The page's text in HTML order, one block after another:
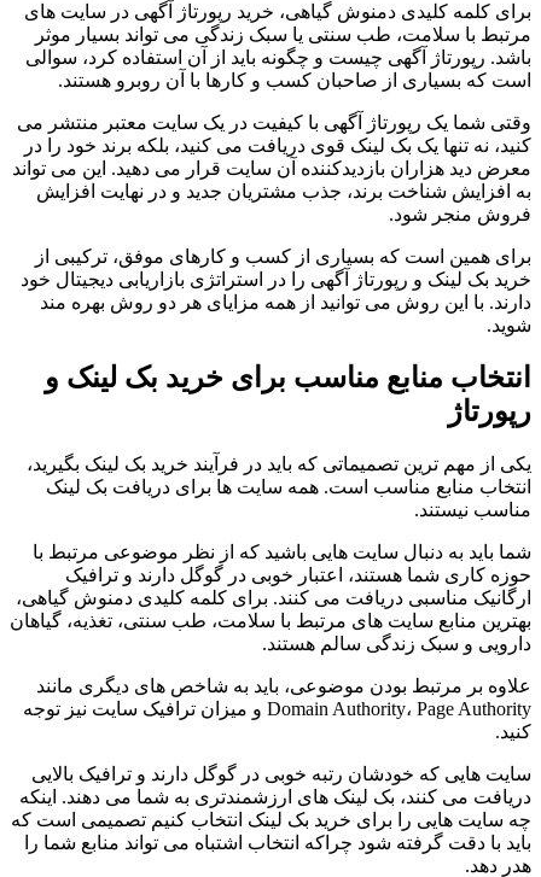
برای کلمه کلیدی دمنوش گیاهی، خرید رپورتاژ آگهی در سایت های
مرتبط با سلامت، طب سنتی یا سبک زندگی می تواند بسیار موثر
باشد. رپورتاژ آگهی چیست و چگونه باید از آن استفاده کرد، سوالی
است که بسیاری از صاحبان کسب و کارها با آن روبرو هستند.
وقتی شما یک رپورتاژ آگهی با کیفیت در یک سایت معتبر منتشر می
کنید، نه تنها یک بک لینک قوی دریافت می کنید، بلکه برند خود را در
معرض دید هزاران بازدیدکننده آن سایت قرار می دهید. این می تواند
به افزایش شناخت برند، جذب مشتریان جدید و در نهایت افزایش
فروش منجر شود.
برای همین است که بسیاری از کسب و کارهای موفق، ترکیبی از
خرید بک لینک و رپورتاژ آگهی را در استراتژی بازاریابی دیجیتال خود
دارند. با این روش می توانید از همه مزایای هر دو روش بهره مند
شوید.
انتخاب منابع مناسب برای خرید بک لینک و
رپورتاژ
یکی از مهم ترین تصمیماتی که باید در فرآیند خرید بک لینک بگیرید،
انتخاب منابع مناسب است. همه سایت ها برای دریافت بک لینک
مناسب نیستند.
شما باید به دنبال سایت هایی باشید که از نظر موضوعی مرتبط با
حوزه کاری شما هستند، اعتبار خوبی در گوگل دارند و ترافیک
ارگانیک مناسبی دریافت می کنند. برای کلمه کلیدی دمنوش گیاهی،
بهترین منابع سایت های مرتبط با سلامت، طب سنتی، تغذیه، گیاهان
دارویی و سبک زندگی سالم هستند.
علاوه بر مرتبط بودن موضوعی، باید به شاخص های دیگری مانند
Domain Authority، Page Authority و میزان ترافیک سایت نیز توجه
کنید.
سایت هایی که خودشان رتبه خوبی در گوگل دارند و ترافیک بالایی
دریافت می کنند، بک لینک های ارزشمندتری به شما می دهند. اینکه
چه سایت هایی را برای خرید بک لینک انتخاب کنیم تصمیمی است که
باید با دقت گرفته شود چراکه انتخاب اشتباه می تواند منابع شما را
هدر دهد.